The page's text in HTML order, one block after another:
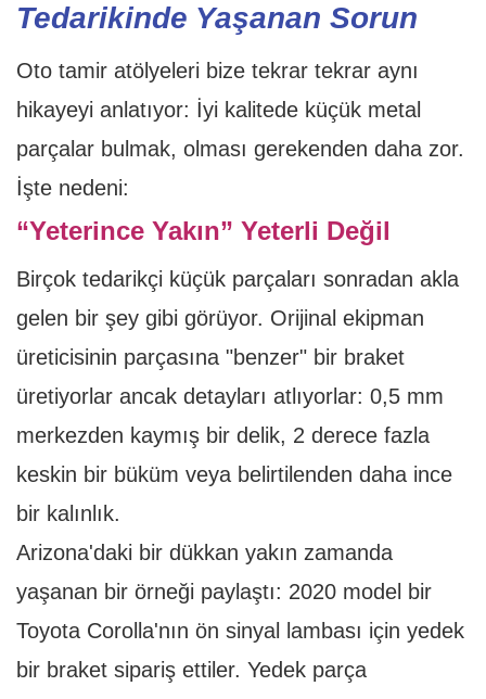
Tedarikinde Yaşanan Sorun
Oto tamir atölyeleri bize tekrar tekrar aynı
hikayeyi anlatıyor: İyi kalitede küçük metal
parçalar bulmak, olması gerekenden daha zor.
İşte nedeni:
“Yeterince Yakın” Yeterli Değil
Birçok tedarikçi küçük parçaları sonradan akla
gelen bir şey gibi görüyor. Orijinal ekipman
üreticisinin parçasına "benzer" bir braket
üretiyorlar ancak detayları atlıyorlar: 0,5 mm
merkezden kaymış bir delik, 2 derece fazla
keskin bir büküm veya belirtilenden daha ince
bir kalınlık.
Arizona'daki bir dükkan yakın zamanda
yaşanan bir örneği paylaştı: 2020 model bir
Toyota Corolla'nın ön sinyal lambası için yedek
bir braket sipariş ettiler. Yedek parça